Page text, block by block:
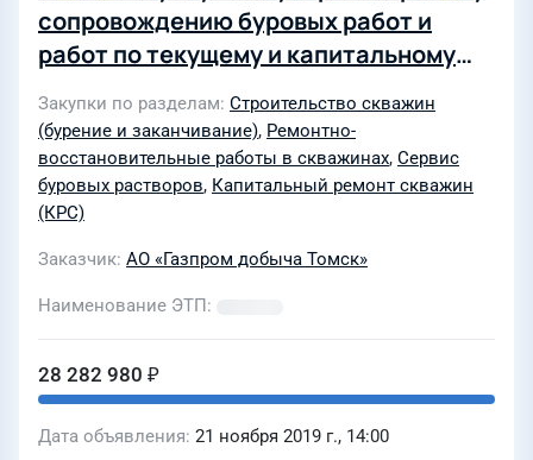
сопровождению буровых работ и
работ по текущему и капитальному
"Томскгазпром"
Закупки по разделам Строительство скважин
(бурение и заканчивание), Ремонтно-
восстановительные работы в скважинах, Сервис
буровых растворов, Капитальный ремонт скважин
(КРС)
Заказчик АО «Газпром добыча Томск»
Наименование ЭТП
28 282 980 ₽
Дата объявления 21 ноября 2019 г., 14:00